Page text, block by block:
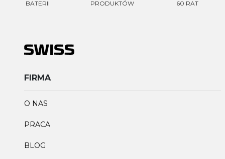
BATERII
PRODUKTÓW
60 RAT
FIRMA
O NAS
PRACA
BLOG